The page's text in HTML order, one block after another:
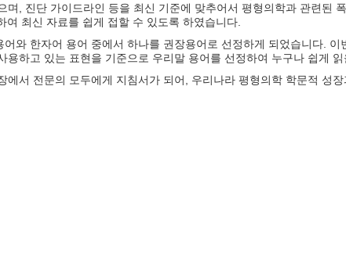
, 진단 가이드라인 등을 최신 기준에 맞추어서 평형의학과 관련된
최신 자료를 쉽게 접할 수 있도록 하였습니다.
와 한자어 용어 중에서 하나를 권장용어로 선정하게 되었습니다. 이
하고 있는 표현을 기준으로 우리말 용어를 선정하여 누구나 쉽게 읽
서 전문의 모두에게 지침서가 되어, 우리나라 평형의학 학문적 성